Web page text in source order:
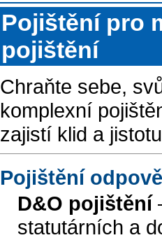
Pojištění pro
pojištění
Chraňte sebe,
komplexní
zajistí klid a
Pojištění
D&O pojištění
statutárních a